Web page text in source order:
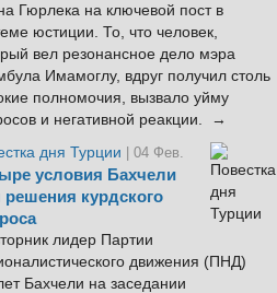
Гюрлека на ключевой пост в
юстиции. То, что человек,
вел резонансное дело мэра
Имамоглу, вдруг получил столь
полномочия, вызвало уйму
и негативной реакции. →
дня Турции
| 04 Фев.
условия Бахчели
решения курдского
лидер Партии
движения (ПНД)
Бахчели на заседании